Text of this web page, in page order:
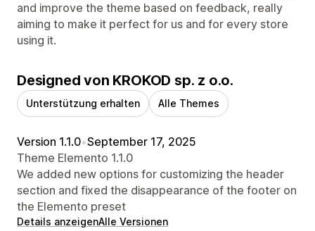
and improve the theme based on feedback, really
aiming to make it perfect for us and for every store
using it.
Designed von KROKOD sp. z o.o.
Unterstützung erhalten Alle Themes
Version 1.1.0•September 17, 2025
Theme Elemento 1.1.0
We added new options for customizing the header
section and fixed the disappearance of the footer on
the Elemento preset
Details anzeigenAlle Versionen